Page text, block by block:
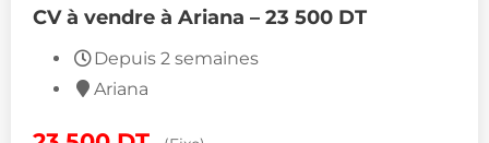
CV à vendre à Ariana – 23 500 DT
Depuis 2 semaines
Ariana